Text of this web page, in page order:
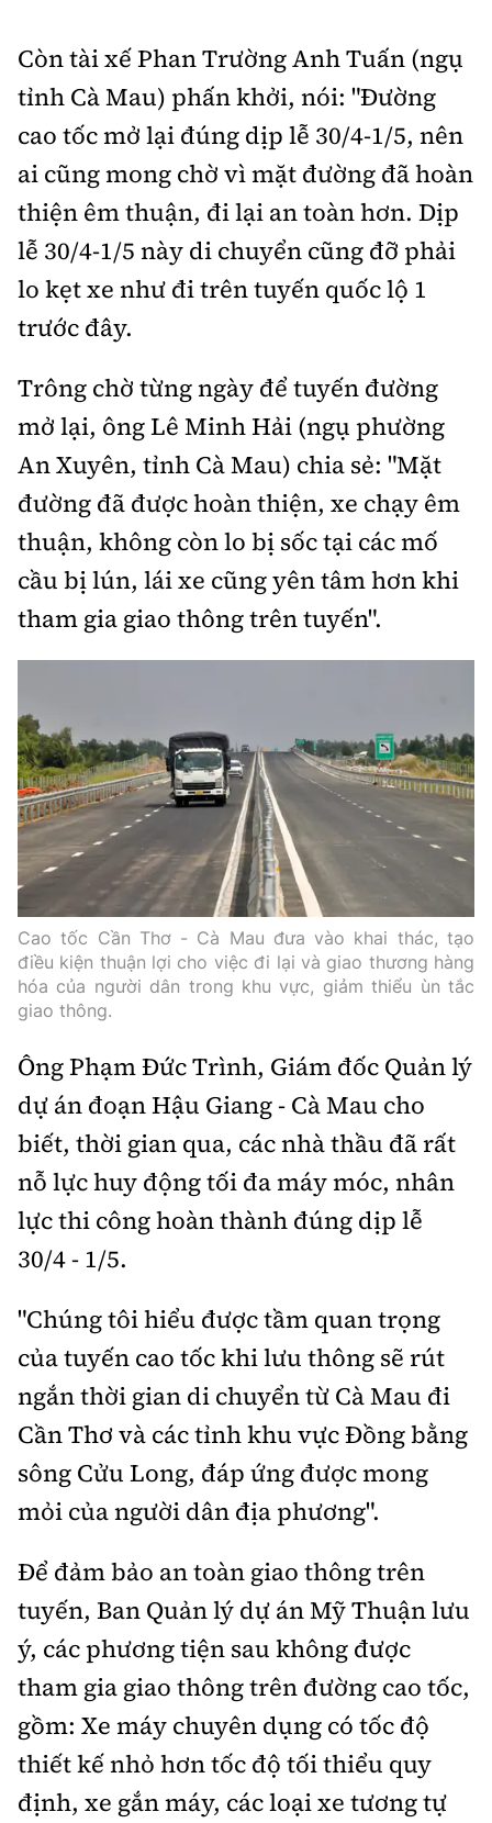
Còn tài xế Phan Trường Anh Tuấn (ngụ
tỉnh Cà Mau) phấn khởi, nói: "Đường
cao tốc mở lại đúng dịp lễ 30/4-1/5, nên
ai cũng mong chờ vì mặt đường đã hoàn
thiện êm thuận, đi lại an toàn hơn. Dịp
lễ 30/4-1/5 này di chuyển cũng đỡ phải
lo kẹt xe như đi trên tuyến quốc lộ 1
trước đây.
Trông chờ từng ngày để tuyến đường
mở lại, ông Lê Minh Hải (ngụ phường
An Xuyên, tỉnh Cà Mau) chia sẻ: "Mặt
đường đã được hoàn thiện, xe chạy êm
thuận, không còn lo bị sốc tại các mố
cầu bị lún, lái xe cũng yên tâm hơn khi
tham gia giao thông trên tuyến".
Cao tốc Cần Thơ - Cà Mau đưa vào khai thác, tạo
điều kiện thuận lợi cho việc đi lại và giao thương hàng
hóa của người dân trong khu vực, giảm thiểu ùn tắc
giao thông.
Ông Phạm Đức Trình, Giám đốc Quản lý
dự án đoạn Hậu Giang - Cà Mau cho
biết, thời gian qua, các nhà thầu đã rất
nỗ lực huy động tối đa máy móc, nhân
lực thi công hoàn thành đúng dịp lễ
30/4 - 1/5.
"Chúng tôi hiểu được tầm quan trọng
của tuyến cao tốc khi lưu thông sẽ rút
ngắn thời gian di chuyển từ Cà Mau đi
Cần Thơ và các tỉnh khu vực Đồng bằng
sông Cửu Long, đáp ứng được mong
mỏi của người dân địa phương".
Để đảm bảo an toàn giao thông trên
tuyến, Ban Quản lý dự án Mỹ Thuận lưu
ý, các phương tiện sau không được
tham gia giao thông trên đường cao tốc,
gồm: Xe máy chuyên dụng có tốc độ
thiết kế nhỏ hơn tốc độ tối thiểu quy
định, xe gắn máy, các loại xe tương tự